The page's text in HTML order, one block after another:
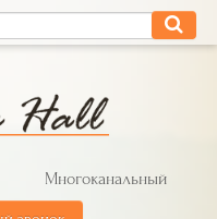
Многоканальный